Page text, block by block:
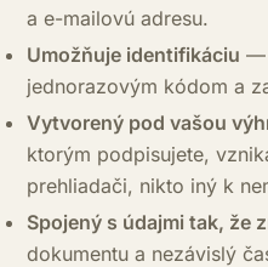
a e-mailovú adresu.
Umožňuje identifikáciu —
jednorazovým kódom a
Vytvorený pod vašou
ktorým podpisujete,
prehliadači, nikto iný k
Spojený s údajmi tak, že
dokumentu a nezávislý